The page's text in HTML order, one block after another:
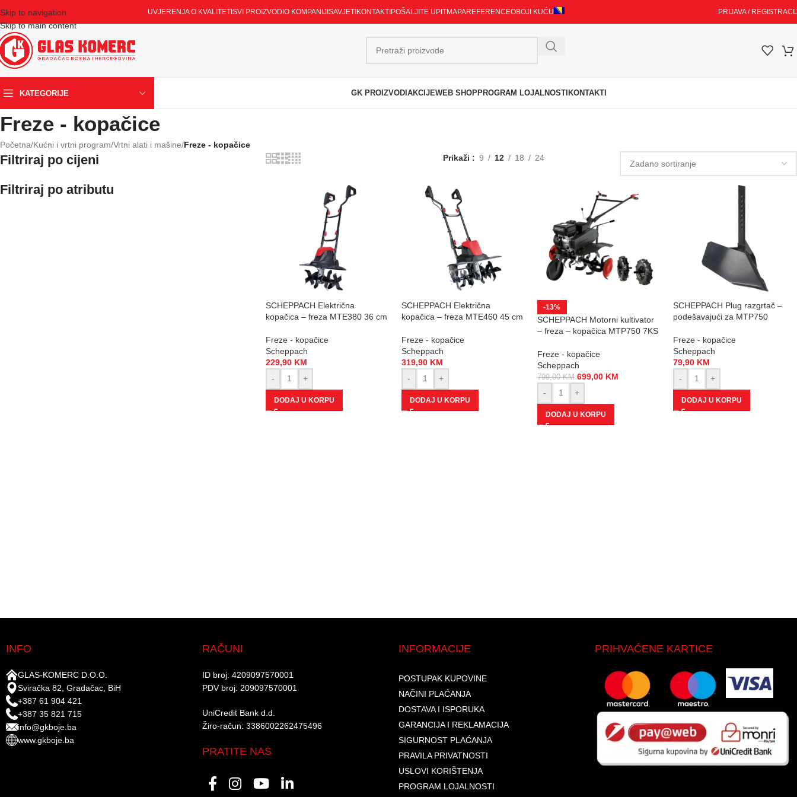
Skip to navigation
Skip to main content
UVJERENJA O KVALITETI SVI PROIZVODI O KOMPANIJI SAVJETI KONTAKTI POŠALJITE UPITMAPAREFERENCEOBOJI KUĆU PRIJAVA /
KATEGORIJE GK PROIZVODI AKCIJEWEB SHOPPROGRAM LOJALNOSTI KONTAKTI
Freze - kopačice
Početna/Kućni i vrtni program/Vrtni alati i mašine/Freze - kopačice
Filtriraj po cijeni
Filtriraj po atributu
Prikaži 9 12 18 24
SCHEPPACH Električna
kopačica – freza MTE380 36 cm
Freze - kopačice
Scheppach
229,90 KM
-
+
DODAJ U KORPU
SCHEPPACH Električna
kopačica – freza MTE460 45 cm
Freze - kopačice
Scheppach
319,90 KM
-
+
DODAJ U KORPU
-13%
SCHEPPACH Motorni kultivator
– freza – kopačica MTP750 7KS
Freze - kopačice
Scheppach
799,00KM 699,00 KM
-
+
DODAJ U KORPU
SCHEPPACH Plug razgrtač –
podešavajući za MTP750
Freze - kopačice
Scheppach
79,90 KM
-
+
DODAJ U KORPU
INFO
GLAS-KOMERC D.O.O.
Sviračka 82, Gradačac, BiH
+387 61 904 421
+387 35 821 715
info@gkboje.ba
www.gkboje.ba
RAČUNI
ID broj: 4209097570001​
PDV broj: 209097570001 ​
UniCredit Bank d.d.​
Žiro-račun: 3386002262475496​​
PRATITE NAS
INFORMACIJE
POSTUPAK KUPOVINE
NAČINI PLAĆANJA
DOSTAVA I ISPORUKA
GARANCIJA I REKLAMACIJA
SIGURNOST PLAĆANJA
PRAVILA PRIVATNOSTI
USLOVI KORIŠTENJA
PROGRAM LOJALNOSTI
PRIHVAĆENE KARTICE